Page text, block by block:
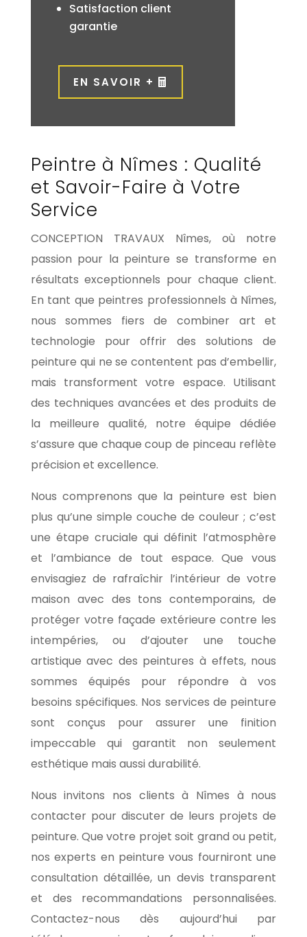
Satisfaction client
garantie
EN SAVOIR +
Peintre à Nîmes : Qualité
et Savoir-Faire à Votre
Service
CONCEPTION TRAVAUX Nîmes, où notre
passion pour la peinture se transforme en
résultats exceptionnels pour chaque client.
En tant que peintres professionnels à Nîmes,
nous sommes fiers de combiner art et
technologie pour offrir des solutions de
peinture qui ne se contentent pas d’embellir,
mais transforment votre espace. Utilisant
des techniques avancées et des produits de
la meilleure qualité, notre équipe dédiée
s’assure que chaque coup de pinceau reflète
précision et excellence.
Nous comprenons que la peinture est bien
plus qu’une simple couche de couleur ; c’est
une étape cruciale qui définit l’atmosphère
et l’ambiance de tout espace. Que vous
envisagiez de rafraîchir l’intérieur de votre
maison avec des tons contemporains, de
protéger votre façade extérieure contre les
intempéries, ou d’ajouter une touche
artistique avec des peintures à effets, nous
sommes équipés pour répondre à vos
besoins spécifiques. Nos services de peinture
sont conçus pour assurer une finition
impeccable qui garantit non seulement
esthétique mais aussi durabilité.
Nous invitons nos clients à Nîmes à nous
contacter pour discuter de leurs projets de
peinture. Que votre projet soit grand ou petit,
nos experts en peinture vous fourniront une
consultation détaillée, un devis transparent
et des recommandations personnalisées.
Contactez-nous dès aujourd’hui par